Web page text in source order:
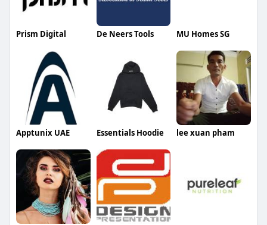
Prism Digital De Neers Tools MU Homes SG
Apptunix UAE Essentials Hoodie lee xuan pham